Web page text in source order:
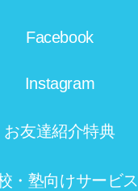
Facebook
Instagram
お友達紹介特典
・塾向けサービス